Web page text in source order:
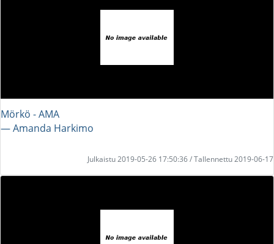
Mörkö - AMA
― Amanda Harkimo
Julkaistu 2019-05-26 17:50:36 / Tallennettu 2019-06-17